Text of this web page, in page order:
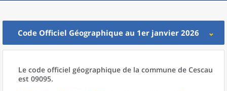
Code Officiel Géographique au 1er janvier 2026
Le code officiel géographique de la commune de Cescau
est 09095.